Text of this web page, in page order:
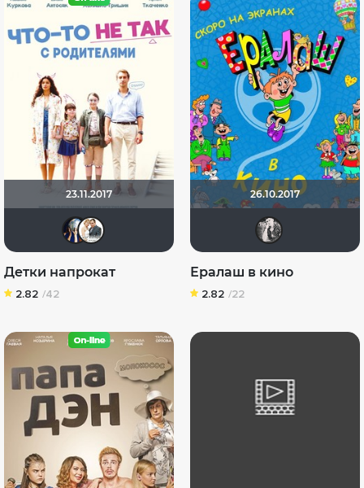
23.11.2017
Сергей Лисицкий
Детки напрокат
2.82 /42
26.10.2017
Ералаш в кино
2.82 /22